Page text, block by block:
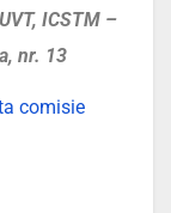
ICSTM –
nr. 13
comisie